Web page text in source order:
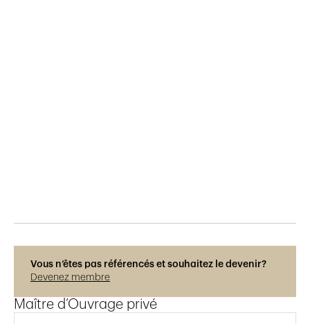
Vous n’êtes pas référencés et souhaitez le devenir?
Devenez membre
Maître d’Ouvrage privé